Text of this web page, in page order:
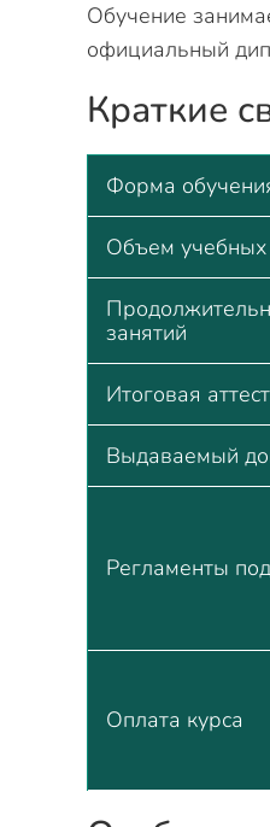
Обучение
официальный
Краткие
Форма
Объем
занятий
Итоговая
Выдаваемый
Регламенты
Оплата курса